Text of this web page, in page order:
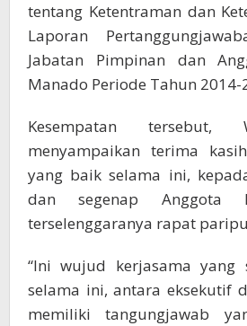
tentang Ketentraman dan
Laporan
Jabatan Pimpinan dan
Manado Periode Tahun 2014-
Kesempatan tersebut,
menyampaikan terima
yang baik selama ini,
dan segenap Anggota
terselenggaranya rapat
“Ini wujud kerjasama yang
selama ini, antara eksekutif
memiliki tangungjawab